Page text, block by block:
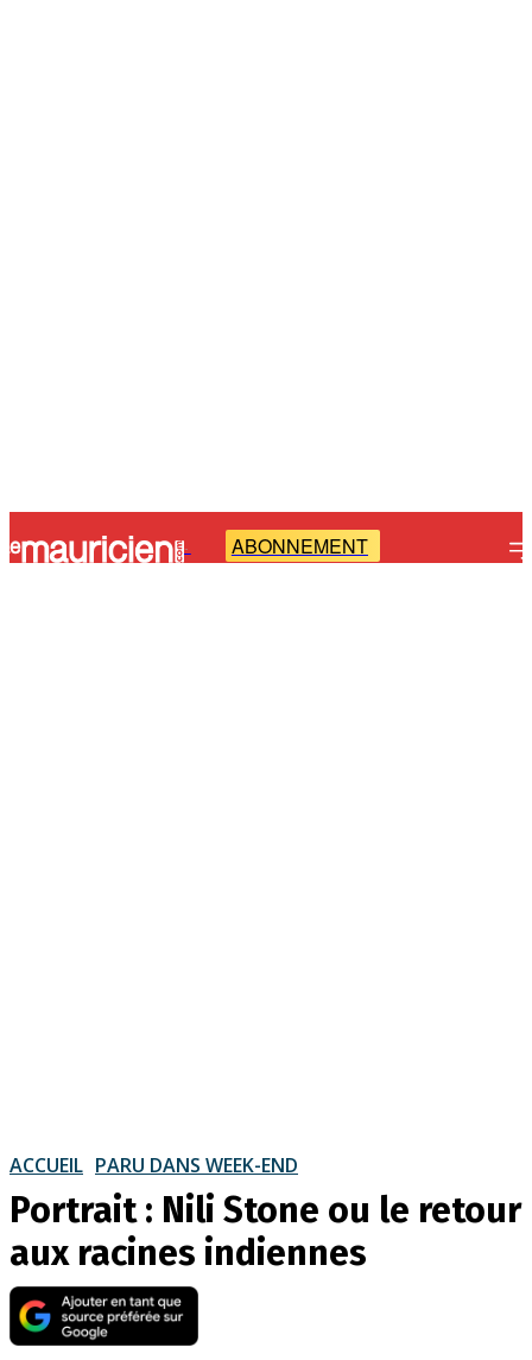
- ABONNEMENT
ACCUEIL PARU DANS WEEK-END
Portrait : Nili Stone ou le retour
aux racines indiennes